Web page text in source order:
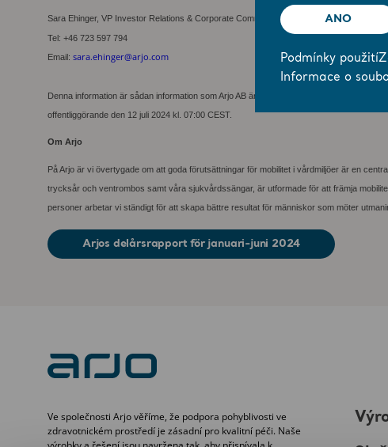
Sara Ehinger, VP Investor Relations & Corporate Communications
Tel: +46 723 597 794
Email: sara.ehinger@arjo.com
Denna information är sådan information som Arjo AB är skyldigt att offentliggöra enligt
offentliggörande den 12 juli 2024 kl. 07:00 CEST.
Om Arjo
På Arjo är vi övertygade om att goda förutsättningar för mobilitet i vårdmiljöer är en
trycksår och ventrombos samt våra sjukvårdssängar, är utformade för att främja
personer arbetar vi ständigt för att skapa bättre resultat för människor som möter
Arjos delårsrapport för januari-juni 2024
Ve společnosti Arjo věříme, že podpora pohyblivosti ve
zdravotnickém prostředí je zásadní pro kvalitní péči. Naše
ANO
Podmínky použití
Informace o